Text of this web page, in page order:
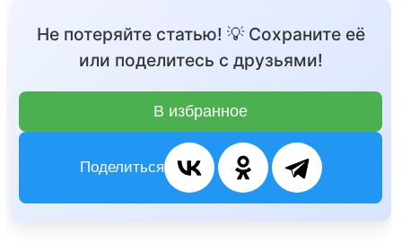
Не потеряйте статью! 💡 Сохраните её
или поделитесь с друзьями!
В избранное
Поделиться